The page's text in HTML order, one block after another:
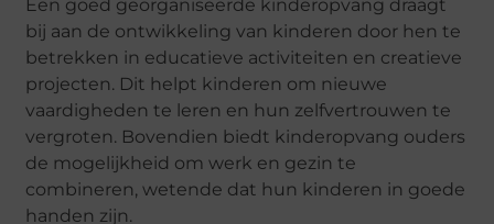
Een goed georganiseerde kinderopvang draagt
bij aan de ontwikkeling van kinderen door hen te
betrekken in educatieve activiteiten en creatieve
projecten. Dit helpt kinderen om nieuwe
vaardigheden te leren en hun zelfvertrouwen te
vergroten. Bovendien biedt kinderopvang ouders
de mogelijkheid om werk en gezin te
combineren, wetende dat hun kinderen in goede
handen zijn.